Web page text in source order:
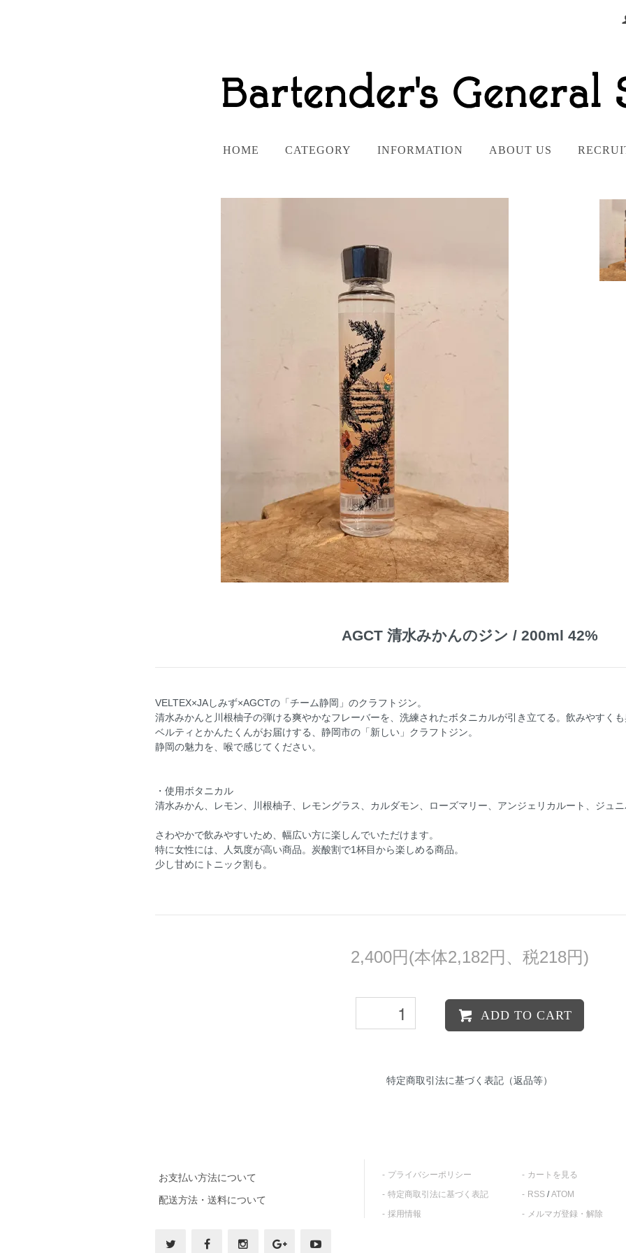
HOME CATEGORY INFORMATION ABOUT US
AGCT 清水みかんのジン / 200ml 42%
VELTEX×JAしみず×AGCTの「チーム静岡」のクラフトジン。
清水みかんと川根柚子の弾ける爽やかなフレーバーを、洗練されたボタニカルが引き立てる。飲みやすくも
ベルティとかんたくんがお届けする、静岡市の「新しい」クラフトジン。
静岡の魅力を、喉で感じてください。
・使用ボタニカル
清水みかん、レモン、川根柚子、レモングラス、カルダモン、ローズマリー、アンジェリカルート、ジュ
さわやかで飲みやすいため、幅広い方に楽しんでいただけます。
特に女性には、人気度が高い商品。炭酸割で1杯目から楽しめる商品。
少し甘めにトニック割も。
2,400円(本体2,182円、税218円)
ADD TO CART
特定商取引法に基づく表記（返品等）
お支払い方法について
配送方法・送料について
プライバシーポリシー
特定商取引法に基づく表記
採用情報
カートを見る
RSS/ATOM
メルマガ登録・解除